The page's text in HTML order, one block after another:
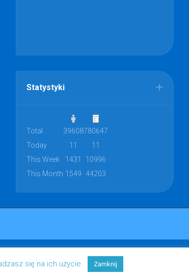
Statystyki
Total 39608780647
Today
11
11
This Week
1431
10996
This Month 1549 44203
się na ich użycie. Zamknij